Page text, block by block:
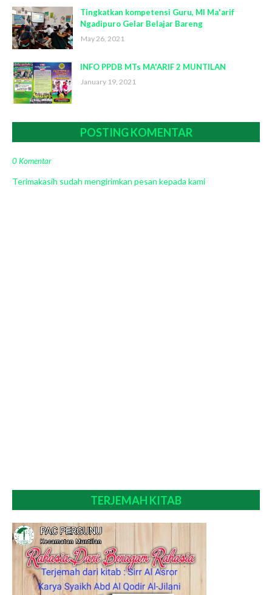
Tingkatkan kompetensi Guru, MI Ma'arif
Ngadipuro Gelar Belajar Bareng
May 26, 2021
INFO PPDB MTs MA'ARIF 2 MUNTILAN
January 19, 2021
POSTING KOMENTAR
0 Komentar
Terimakasih sudah mengirimkan pesan kepada kami
TERJEMAH KITAB